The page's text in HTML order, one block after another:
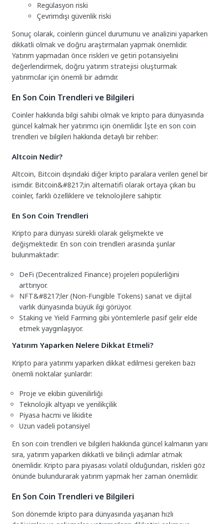
Regülasyon riski
Çevrimdışı güvenlik riski
Sonuç olarak, coinlerin güncel durumunu ve analizini yaparken
dikkatli olmak ve doğru araştırmaları yapmak önemlidir.
Yatırım yapmadan önce riskleri ve getiri potansiyelini
değerlendirmek, doğru yatırım stratejisi oluşturmak
yatırımcılar için önemli bir adımdır.
En Son Coin Trendleri ve Bilgileri
Coinler hakkında bilgi sahibi olmak ve kripto para dünyasında
güncel kalmak her yatırımcı için önemlidir. İşte en son coin
trendleri ve bilgileri hakkında detaylı bir rehber:
Altcoin Nedir?
Altcoin, Bitcoin dışındaki diğer kripto paralara verilen genel bir
isimdir. Bitcoin&#8217;in alternatifi olarak ortaya çıkan bu
coinler, farklı özelliklere ve teknolojilere sahiptir.
En Son Coin Trendleri
Kripto para dünyası sürekli olarak gelişmekte ve
değişmektedir. En son coin trendleri arasında şunlar
bulunmaktadır:
DeFi (Decentralized Finance) projeleri popülerliğini
arttırıyor.
NFT&#8217;ler (Non-Fungible Tokens) sanat ve dijital
varlık dünyasında büyük ilgi görüyor.
Staking ve Yield Farming gibi yöntemlerle pasif gelir elde
etmek yaygınlaşıyor.
Yatırım Yaparken Nelere Dikkat Etmeli?
Kripto para yatırımı yaparken dikkat edilmesi gereken bazı
önemli noktalar şunlardır:
Proje ve ekibin güvenilirliği
Teknolojik altyapı ve yenilikçilik
Piyasa hacmi ve likidite
Uzun vadeli potansiyel
En son coin trendleri ve bilgileri hakkında güncel kalmanın yanı
sıra, yatırım yaparken dikkatli ve bilinçli adımlar atmak
önemlidir. Kripto para piyasası volatil olduğundan, riskleri göz
önünde bulundurarak yatırım yapmak her zaman önemlidir.
En Son Coin Trendleri ve Bilgileri
Son dönemde kripto para dünyasında yaşanan hızlı